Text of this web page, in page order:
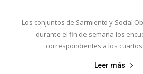
Los conjuntos de Sarmiento y Social
durante el fin de semana los
correspondientes a los cuartos
Leer más